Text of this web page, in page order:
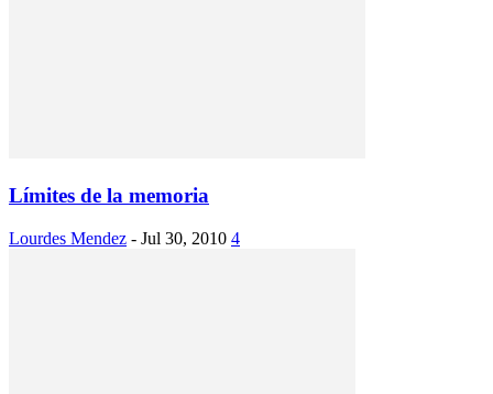
Límites de la memoria
Lourdes Mendez - Jul 30, 2010 4